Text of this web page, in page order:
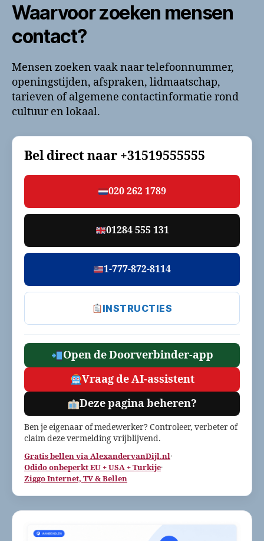
Waarvoor zoeken mensen
contact?
Mensen zoeken vaak naar telefoonnummer,
openingstijden, afspraken, lidmaatschap,
tarieven of algemene contactinformatie rond
cultuur en lokaal.
Bel direct naar +31519555555
020 262 1789
01284 555 131
1-777-872-8114
INSTRUCTIES
Open de Doorverbinder-app
Vraag de AI-assistent
Deze pagina beheren?
Ben je eigenaar of medewerker? Controleer, verbeter of
claim deze vermelding vrijblijvend.
Gratis bellen via AlexandervanDijl.nl·
Odido onbeperkt EU + USA + Turkije·
Ziggo Internet, TV & Bellen